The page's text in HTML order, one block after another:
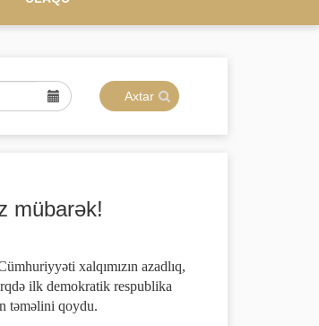
mübarək!
xalqımızın azadlıq,
ilk demokratik respublika
təməlini qoydu.